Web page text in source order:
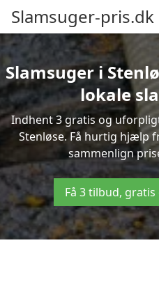
Slamsuger-pris.dk
Slamsuger i
lokale
Indhent 3 gratis og
Stenløse. Få hurtig hjælp
sammenlign
Få 3 tilbud,